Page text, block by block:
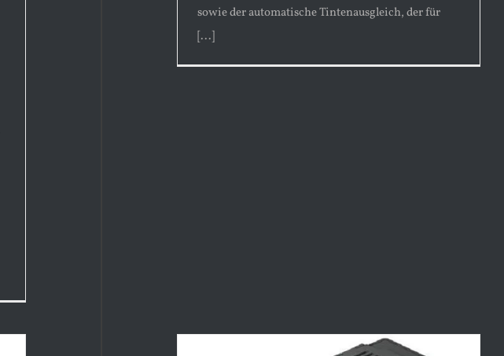
sowie der automatische Tintenausgleich, der für
[...]